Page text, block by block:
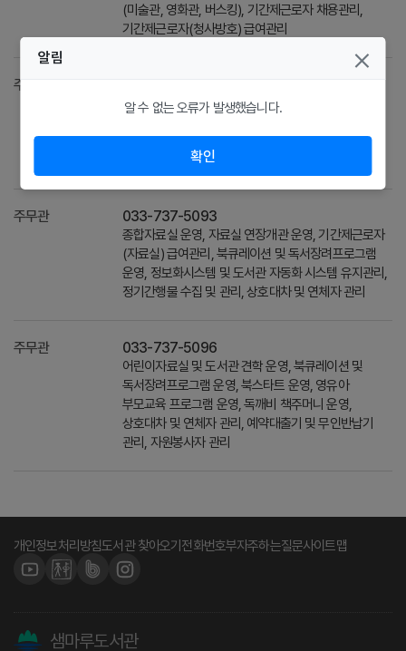
(미술관, 영화관, 버스킹), 기간제근로자 채용관리,
기간제근로자(청사방호) 급여관리
주무관
독서문화진흥계획 수립 및 운영추진(어린이),
진로독서프로그램(꿈의서재) 운영, 비치희망도서 운영
및 기증도서 정리, 다목적실 대관, 독서동아리 운영
주무관
종합자료실 운영, 자료실 연장개관 운영, 기간제근로자
(자료실) 급여관리, 북큐레이션 및 독서장려프로그램
운영, 정보화시스템 및 도서관 자동화 시스템 유지관리,
정기간행물 수집 및 관리, 상호대차 및 연체자 관리
033-737-5093
주무관
어린이자료실 및 도서관 견학 운영, 북큐레이션 및
독서장려프로그램 운영, 북스타트 운영, 영유아
부모교육 프로그램 운영, 독깨비 책주머니 운영,
상호대차 및 연체자 관리, 예약대출기 및 무인반납기
관리, 자원봉사자 관리
033-737-5096
개인정보처리방침도서관 찾아오기 전화번호부자주하는질문사이트맵
샘마루도서관
알림
알 수 없는 오류가 발생했습니다.
확인